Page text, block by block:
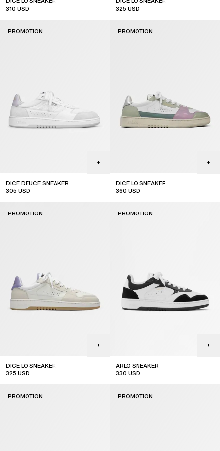
310 USD
325 USD
DICE DEUCE SNEAKER
305 USD
PROMOTION
DICE LO SNEAKER
360 USD
PROMOTION
DICE LO SNEAKER
325 USD
PROMOTION
ARLO SNEAKER
330 USD
PROMOTION
PROMOTION PROMOTION